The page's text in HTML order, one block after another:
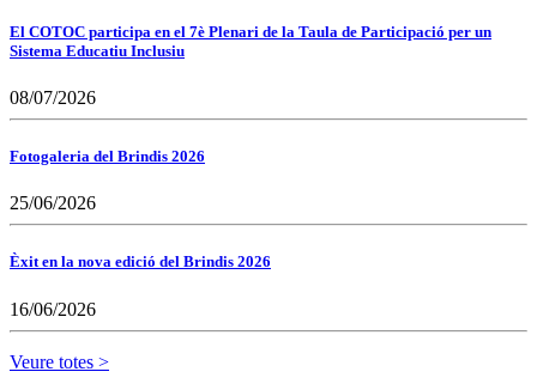
El COTOC participa en el 7è Plenari de la Taula de Participació per un
Sistema Educatiu Inclusiu
08/07/2026
Fotogaleria del Brindis 2026
25/06/2026
Èxit en la nova edició del Brindis 2026
16/06/2026
Veure totes >